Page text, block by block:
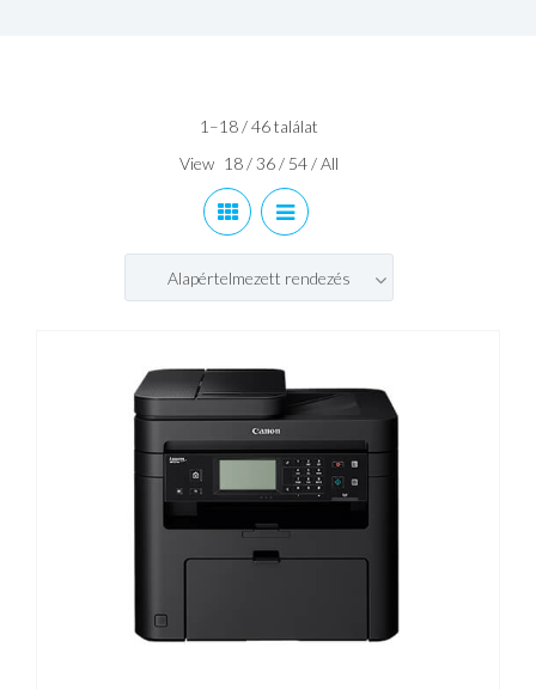
1–18 / 46 találat
View 18/36/ 54/All
Alapértelmezett rendezés